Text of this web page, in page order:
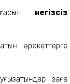
негізсіз
әрекеттерге
заңға